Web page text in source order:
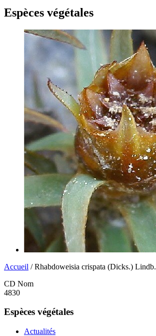
Espèces végétales
Accueil / Rhabdoweisia crispata (Dicks.) Lindb.
CD Nom
4830
Espèces végétales
Actualités